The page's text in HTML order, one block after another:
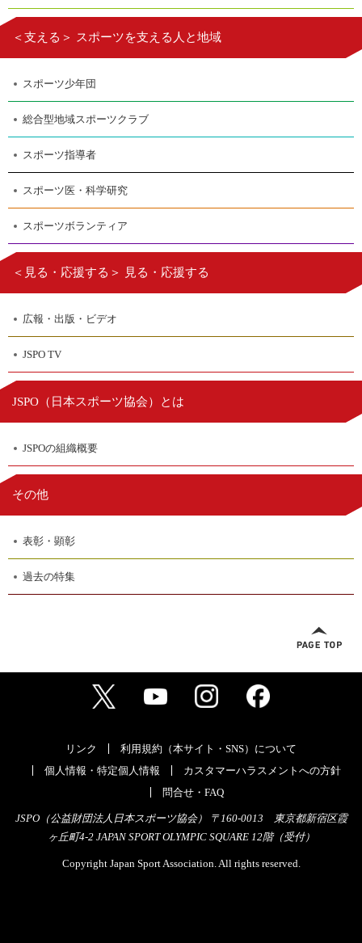
＜支える＞ スポーツを支える人と地域
スポーツ少年団
総合型地域スポーツクラブ
スポーツ指導者
スポーツ医・科学研究
スポーツボランティア
＜見る・応援する＞ 見る・応援する
広報・出版・ビデオ
JSPO TV
JSPO（ 日本スポーツ協会）とは
JSPOの組織概要
その他
表彰・顕彰
過去の特集
リンク
利用規約（本サイト・SNS）について
個人情報・特定個人情報
カスタマーハラスメントへの方針
問合せ・FAQ
JSPO（公益財団法人日本スポーツ協会） 〒160-0013 東京都新宿区霞
ヶ丘町4-2 JAPAN SPORT OLYMPIC SQUARE 12階（受付）
Copyright Japan Sport Association. All rights reserved.